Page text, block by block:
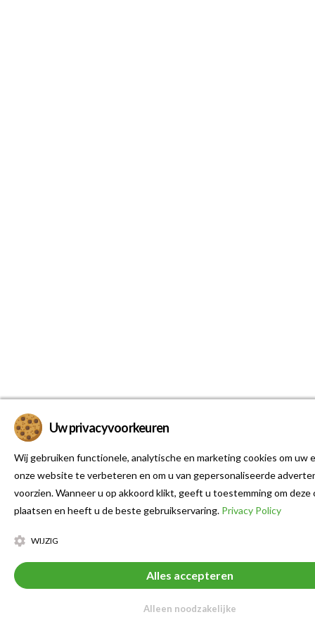
Uw privacyvoorkeuren
Wij gebruiken functionele, analytische en marketing cookies om uw
onze website te verbeteren en om u van gepersonaliseerde
voorzien. Wanneer u op akkoord klikt, geeft u toestemming om deze
plaatsen en heeft u de beste gebruikservaring. Privacy Policy
WIJZIG
Alles accepteren
Alleen noodzakelijke